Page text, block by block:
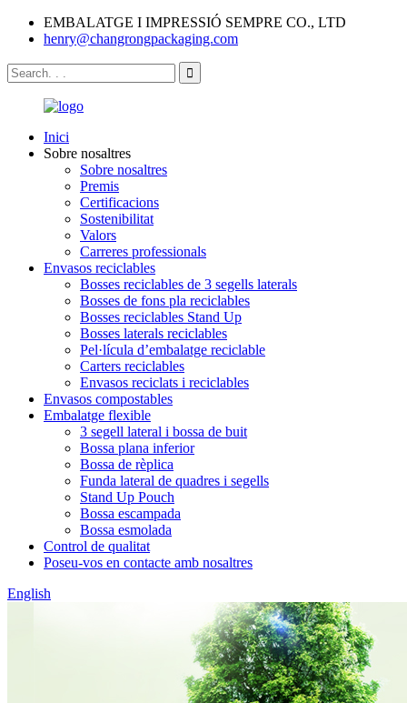
EMBALATGE I IMPRESSIÓ SEMPRE CO., LTD
henry@changrongpackaging.com
Inici
Sobre nosaltres
Sobre nosaltres
Premis
Certificacions
Sostenibilitat
Valors
Carreres professionals
Envasos reciclables
Bosses reciclables de 3 segells laterals
Bosses de fons pla reciclables
Bosses reciclables Stand Up
Bosses laterals reciclables
Pel·lícula d’embalatge reciclable
Carters reciclables
Envasos reciclats i reciclables
Envasos compostables
Embalatge flexible
3 segell lateral i bossa de buit
Bossa plana inferior
Bossa de rèplica
Funda lateral de quadres i segells
Stand Up Pouch
Bossa escampada
Bossa esmolada
Control de qualitat
Poseu-vos en contacte amb nosaltres
English